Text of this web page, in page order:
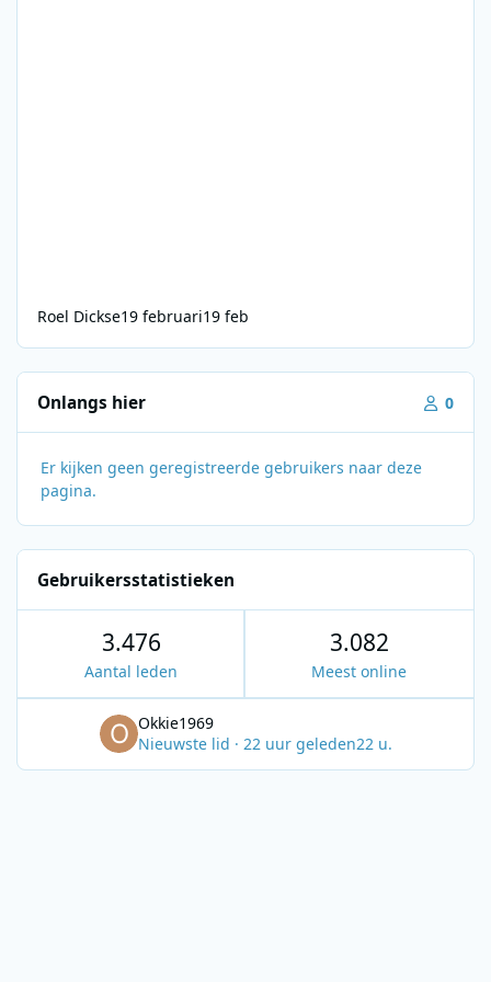
Roel Dickse19 februari19 feb
Onlangs hier 0
Er kijken geen geregistreerde gebruikers naar deze
pagina.
Gebruikersstatistieken
3.476
Aantal leden
3.082
Meest online
Okkie1969
Nieuwste lid · 22 uur geleden22 u.